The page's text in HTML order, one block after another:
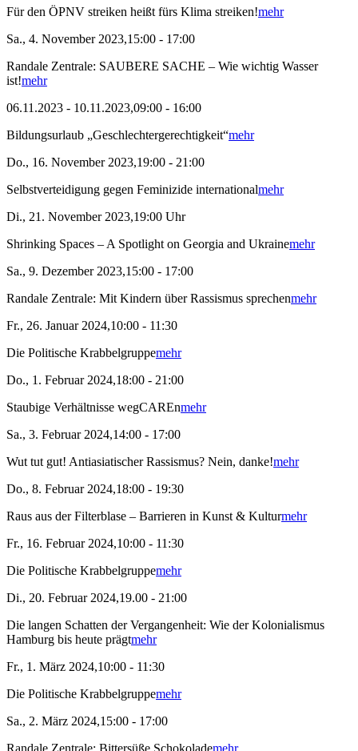
Für den ÖPNV streiken heißt fürs Klima streiken!mehr
Sa., 4. November 2023,15:00 - 17:00
Randale Zentrale: SAUBERE SACHE – Wie wichtig Wasser
ist!mehr
06.11.2023 - 10.11.2023,09:00 - 16:00
Bildungsurlaub „Geschlechtergerechtigkeit“mehr
Do., 16. November 2023,19:00 - 21:00
Selbstverteidigung gegen Feminizide internationalmehr
Di., 21. November 2023,19:00 Uhr
Shrinking Spaces – A Spotlight on Georgia and Ukrainemehr
Sa., 9. Dezember 2023,15:00 - 17:00
Randale Zentrale: Mit Kindern über Rassismus sprechenmehr
Fr., 26. Januar 2024,10:00 - 11:30
Die Politische Krabbelgruppemehr
Do., 1. Februar 2024,18:00 - 21:00
Staubige Verhältnisse wegCAREnmehr
Sa., 3. Februar 2024,14:00 - 17:00
Wut tut gut! Antiasiatischer Rassismus? Nein, danke!mehr
Do., 8. Februar 2024,18:00 - 19:30
Raus aus der Filterblase – Barrieren in Kunst & Kulturmehr
Fr., 16. Februar 2024,10:00 - 11:30
Die Politische Krabbelgruppemehr
Di., 20. Februar 2024,19.00 - 21:00
Die langen Schatten der Vergangenheit: Wie der Kolonialismus
Hamburg bis heute prägtmehr
Fr., 1. März 2024,10:00 - 11:30
Die Politische Krabbelgruppemehr
Sa., 2. März 2024,15:00 - 17:00
Randale Zentrale: Bittersüße Schokolademehr